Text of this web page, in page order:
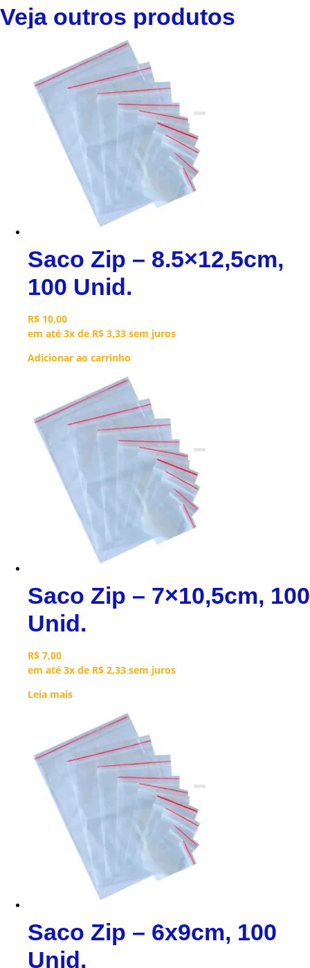
Veja outros produtos
Saco Zip – 8.5×12,5cm,
100 Unid.
R$ 10,00
em até 3x de R$ 3,33 sem juros
Adicionar ao carrinho
Saco Zip – 7×10,5cm, 100
Unid.
R$ 7,00
em até 3x de R$ 2,33 sem juros
Leia mais
Saco Zip – 6x9cm, 100
Unid.